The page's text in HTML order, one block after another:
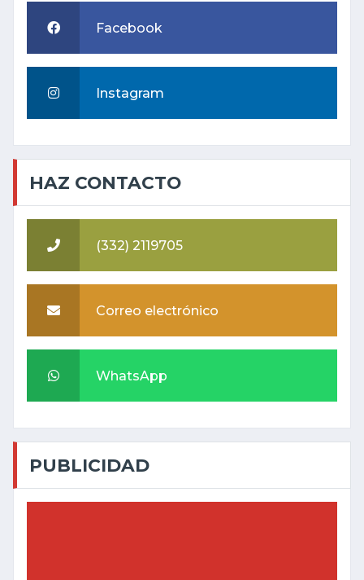
Facebook
Instagram
HAZ CONTACTO
(332) 2119705
Correo electrónico
WhatsApp
PUBLICIDAD